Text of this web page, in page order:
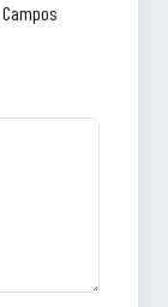
Campos